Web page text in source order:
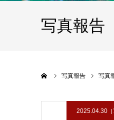
写真報告
写真報告 写真
2025.04.30